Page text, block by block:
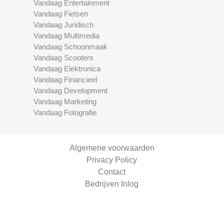
Vandaag Entertainment
Vandaag Fietsen
Vandaag Juridisch
Vandaag Multimedia
Vandaag Schoonmaak
Vandaag Scooters
Vandaag Elektronica
Vandaag Financieel
Vandaag Development
Vandaag Marketing
Vandaag Fotografie
Algemene voorwaarden
Privacy Policy
Contact
Bedrijven Inlog